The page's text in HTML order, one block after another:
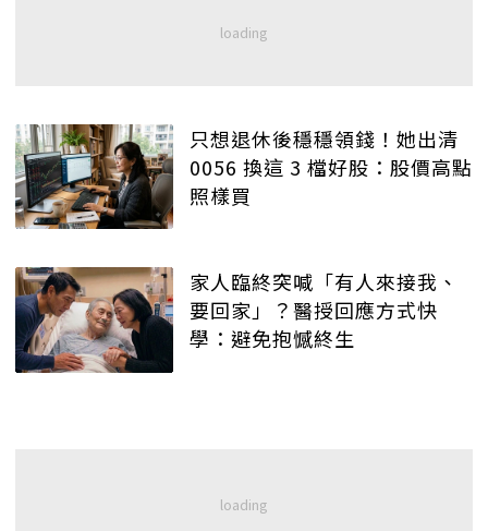
只想退休後穩穩領錢！她出清
0056 換這 3 檔好股：股價高點
照樣買
家人臨終突喊「有人來接我、
要回家」？醫授回應方式快
學：避免抱憾終生